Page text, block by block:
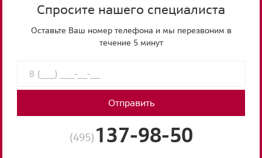
Спросите нашего специалиста
Оставьте Ваш номер телефона и мы перезвоним в
течение 5 минут
Отправить
(495) 137-98-50